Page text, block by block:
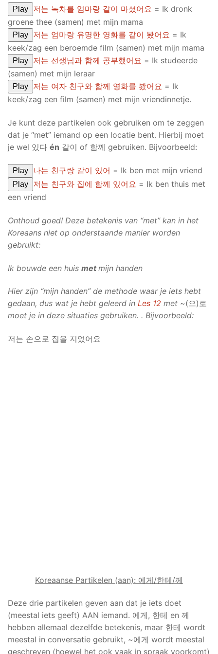
Play 저는 녹차를 엄마랑 같이 마셨어요 = Ik dronk
groene thee (samen) met mijn mama
Play 저는 엄마랑 유명한 영화를 같이 봤어요 = Ik
keek/zag een beroemde film (samen) met mijn mama
Play 저는 선생님과 함께 공부했어요 = Ik studeerde
(samen) met mijn leraar
Play 저는 여자 친구와 함께 영화를 봤어요 = Ik
keek/zag een film (samen) met mijn vriendinnetje.
Je kunt deze partikelen ook gebruiken om te zeggen
dat je “met” iemand op een locatie bent. Hierbij moet
je wel 있다 én 같이 of 함께 gebruiken. Bijvoorbeeld:
Play 나는 친구랑 같이 있어 = Ik ben met mijn vriend
Play 저는 친구와 집에 함께 있어요 = Ik ben thuis met
een vriend
Onthoud goed! Deze betekenis van “met” kan in het
Koreaans niet op onderstaande manier worden
gebruikt:
Ik bouwde een huis metmijn handen
Hier zijn “mijn handen” de methode waar je iets hebt
gedaan, dus wat je hebt geleerd in Les 12 met ~(으)로
moet je in deze situaties gebruiken. . Bijvoorbeeld:
저는 손으로 집을 지었어요
Koreaanse Partikelen (aan): 에게/한테/께
Deze drie partikelen geven aan dat je iets doet
(meestal iets geeft) AAN iemand. 에게, 한테 en 께
hebben allemaal dezelfde betekenis, maar 한테 wordt
meestal in conversatie gebruikt, ~에게 wordt meestal
geschreven (hoewel het ook vaak in spraak voorkomt)